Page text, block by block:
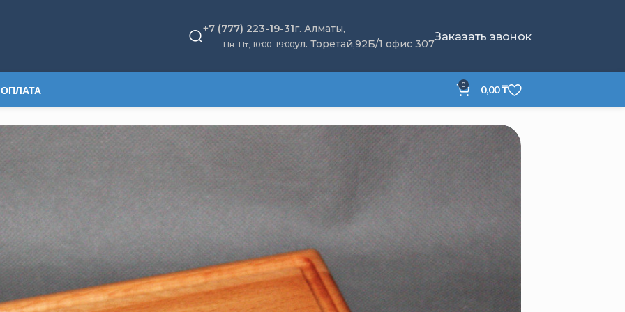
+7 (777) 223-19-31
Пн–Пт, 10:00–19:00
г. Алматы,
ул. Торетай,92Б/1 офис 307
Заказать звонок
0 0,00₸